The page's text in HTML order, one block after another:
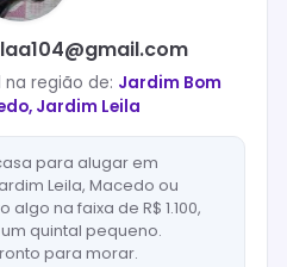
região de: Jardim Bom
Jardim Leila
para alugar em
Leila, Macedo ou
na faixa de R$ 1.100,
quintal pequeno.
para morar.